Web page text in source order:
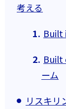
考える
Built
Built
ーム
リスキリ